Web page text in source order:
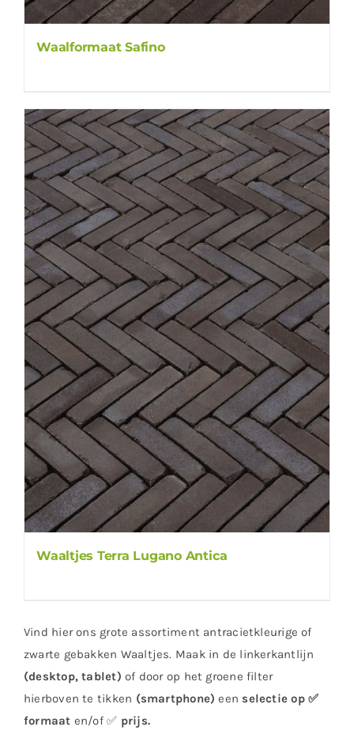
Waalformaat Safino
Waaltjes Terra Lugano Antica
Vind hier ons grote assortiment antracietkleurige of
zwarte gebakken Waaltjes. Maak in de linkerkantlijn
(desktop, tablet)of door op het groene filter
hierboven te tikken (smartphone) een selectie op ✅
formaat en/of ✅ prijs.